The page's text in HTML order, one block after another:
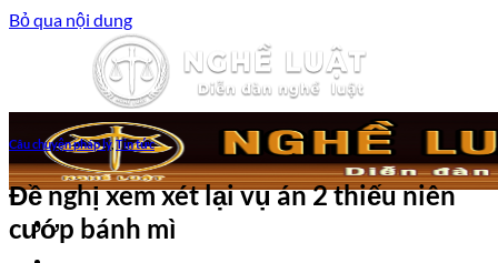
Bỏ qua nội dung
Câu chuyện pháp lý,Tin tức
Đề nghị xem xét lại vụ án 2 thiếu niên
cướp bánh mì